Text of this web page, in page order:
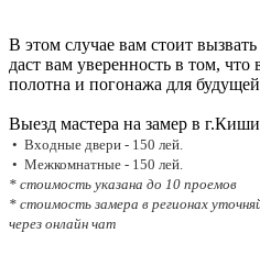
В этом случае вам стоит
даст вам уверенность в том,
полотна и погонажа для
Выезд мастера на замер в
• Входные двери - 150 лей.
• Межкомнатные - 150 лей.
* стоимость указана до 10 проемов
* стоимость замера в регионах
через онлайн чат